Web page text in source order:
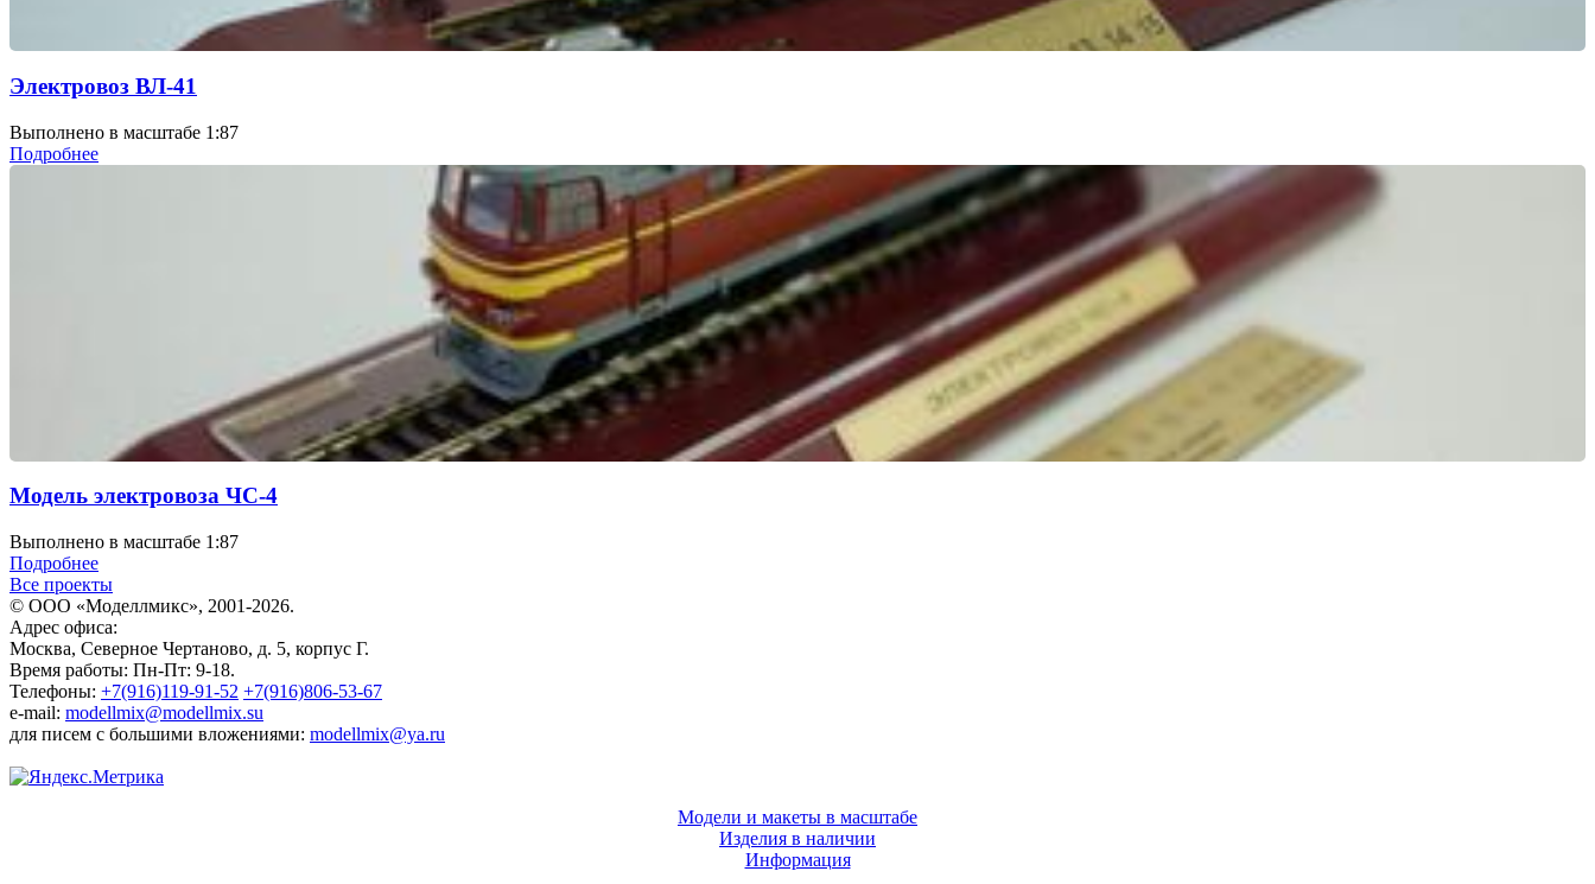
Электровоз ВЛ-41
Выполнено в масштабе 1:87
Подробнее
Модель электровоза ЧС-4
Выполнено в масштабе 1:87
Подробнее
Все проекты
© ООО «Моделлмикс», 2001-2026.
Адрес офиса:
Москва, Северное Чертаново, д. 5, корпус Г.
Время работы: Пн-Пт: 9-18.
Телефоны: +7(916)119-91-52 +7(916)806-53-67
e-mail: modellmix@modellmix.su
для писем с большими вложениями: modellmix@ya.ru
Модели и макеты в масштабе
Изделия в наличии
Информация